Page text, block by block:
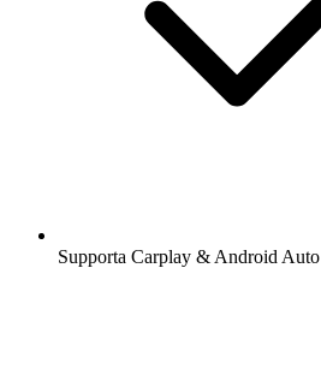
Supporta Carplay & Android Auto